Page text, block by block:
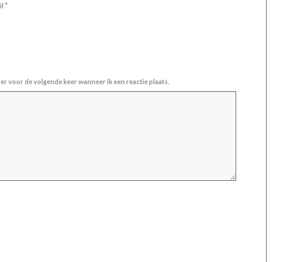
*
voor de volgende keer wanneer ik een reactie plaats.